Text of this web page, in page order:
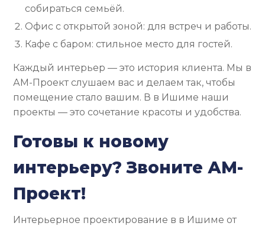
собираться семьёй.
Офис с открытой зоной: для встреч и работы.
Кафе с баром: стильное место для гостей.
Каждый интерьер — это история клиента. Мы в
АМ-Проект слушаем вас и делаем так, чтобы
помещение стало вашим. В в Ишиме наши
проекты — это сочетание красоты и удобства.
Готовы к новому
интерьеру? Звоните АМ-
Проект!
Интерьерное проектирование в в Ишиме от